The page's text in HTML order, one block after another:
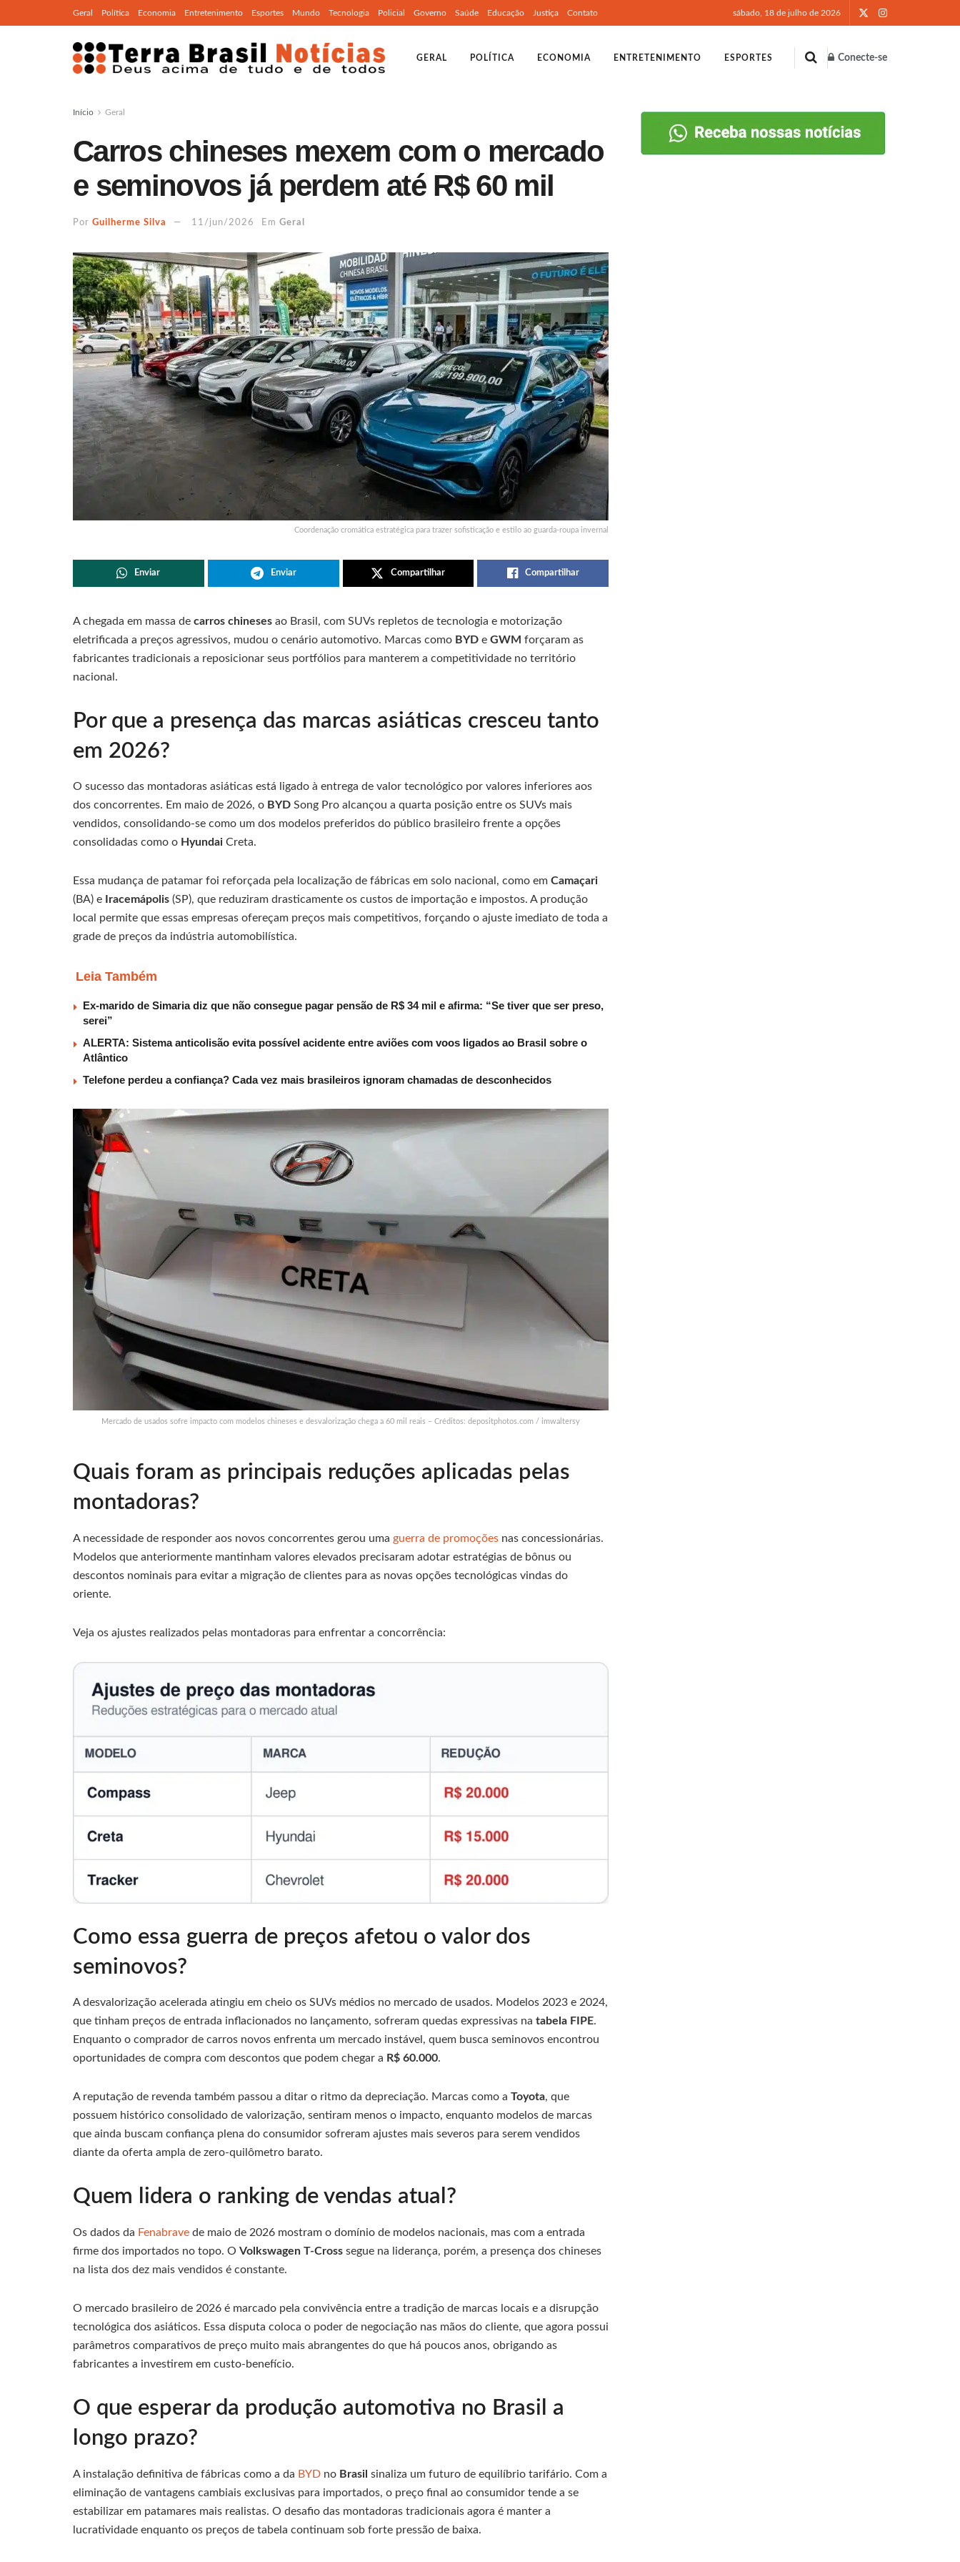
Geral Política Economia Entretenimento Esportes Mundo Tecnologia Policial Governo Saúde Educação Justiça Contato sábado, 18 de julho de 2026
GERAL POLÍTICA ECONOMIA ENTRETENIMENTO ESPORTES Conecte-se
Início Geral
Carros chineses mexem com o mercado
e seminovos já perdem até R$ 60 mil
Por Guilherme Silva 11/jun/2026 Em Geral
Coordenação cromática estratégica para trazer sofisticação e estilo ao guarda-roupa invernal
Enviar Enviar Compartilhar Compartilhar
A chegada em massa de carros chineses ao Brasil, com SUVs repletos de tecnologia e motorização
eletrificada a preços agressivos, mudou o cenário automotivo. Marcas como BYD e GWM forçaram as
fabricantes tradicionais a reposicionar seus portfólios para manterem a competitividade no território
nacional.
Por que a presença das marcas asiáticas cresceu tanto
em 2026?
O sucesso das montadoras asiáticas está ligado à entrega de valor tecnológico por valores inferiores aos
dos concorrentes. Em maio de 2026, o BYD Song Pro alcançou a quarta posição entre os SUVs mais
vendidos, consolidando-se como um dos modelos preferidos do público brasileiro frente a opções
consolidadas como o Hyundai Creta.
Essa mudança de patamar foi reforçada pela localização de fábricas em solo nacional, como em Camaçari
(BA) e
Iracemápolis (SP), que reduziram drasticamente os custos de importação e impostos. A produção
local permite que essas empresas ofereçam preços mais competitivos, forçando o ajuste imediato de toda a
grade de preços da indústria automobilística.
Leia Também
Ex-marido de Simaria diz que não consegue pagar pensão de R$ 34 mil e afirma: “Se tiver que ser preso,
serei”
ALERTA: Sistema anticolisão evita possível acidente entre aviões com voos ligados ao Brasil sobre o
Atlântico
Telefone perdeu a confiança? Cada vez mais brasileiros ignoram chamadas de desconhecidos
Mercado de usados sofre impacto com modelos chineses e desvalorização chega a 60 mil reais – Créditos: depositphotos.com / imwaltersy
Quais foram as principais reduções aplicadas pelas
montadoras?
A necessidade de responder aos novos concorrentes gerou uma guerra de promoções nas concessionárias.
Modelos que anteriormente mantinham valores elevados precisaram adotar estratégias de bônus ou
descontos nominais para evitar a migração de clientes para as novas opções tecnológicas vindas do
oriente.
Veja os ajustes realizados pelas montadoras para enfrentar a concorrência:
Como essa guerra de preços afetou o valor dos
seminovos?
A desvalorização acelerada atingiu em cheio os SUVs médios no mercado de usados. Modelos 2023 e 2024,
que tinham preços de entrada inflacionados no lançamento, sofreram quedas expressivas na tabela FIPE.
Enquanto o comprador de carros novos enfrenta um mercado instável, quem busca seminovos encontrou
oportunidades de compra com descontos que podem chegar a R$ 60.000.
A reputação de revenda também passou a ditar o ritmo da depreciação. Marcas como a Toyota, que
possuem histórico consolidado de valorização, sentiram menos o impacto, enquanto modelos de marcas
que ainda buscam confiança plena do consumidor sofreram ajustes mais severos para serem vendidos
diante da oferta ampla de zero-quilômetro barato.
Quem lidera o ranking de vendas atual?
Os dados da Fenabrave de maio de 2026 mostram o domínio de modelos nacionais, mas com a entrada
firme dos importados no topo. O Volkswagen T-Cross segue na liderança, porém, a presença dos chineses
na lista dos dez mais vendidos é constante.
O mercado brasileiro de 2026 é marcado pela convivência entre a tradição de marcas locais e a disrupção
tecnológica dos asiáticos. Essa disputa coloca o poder de negociação nas mãos do cliente, que agora possui
parâmetros comparativos de preço muito mais abrangentes do que há poucos anos, obrigando as
fabricantes a investirem em custo-benefício.
O que esperar da produção automotiva no Brasil a
longo prazo?
A instalação definitiva de fábricas como a da BYD no Brasil sinaliza um futuro de equilíbrio tarifário. Com a
eliminação de vantagens cambiais exclusivas para importados, o preço final ao consumidor tende a se
estabilizar em patamares mais realistas. O desafio das montadoras tradicionais agora é manter a
lucratividade enquanto os preços de tabela continuam sob forte pressão de baixa.